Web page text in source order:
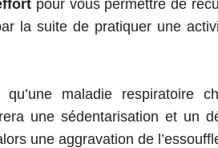
pour vous permettre de
la suite de pratiquer une
maladie respiratoire
une sédentarisation et un
une aggravation de